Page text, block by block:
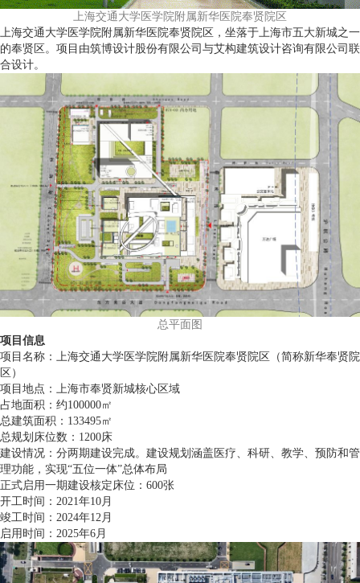
上海交通大学医学院附属新华医院奉贤院区
上海交通大学医学院附属新华医院奉贤院区，坐落于上海市五大新城之一
的奉贤区。项目由筑博设计股份有限公司与艾构建筑设计咨询有限公司联
合设计。
总平面图
项目信息
项目名称：上海交通大学医学院附属新华医院奉贤院区（简称新华奉贤院
区）
项目地点：上海市奉贤新城核心区域
占地面积：约100000㎡
总建筑面积：133495㎡
总规划床位数：1200床
建设情况：分两期建设完成。建设规划涵盖医疗、科研、教学、预防和管
理功能，实现“五位一体”总体布局
正式启用一期建设核定床位：600张
开工时间：2021年10月
竣工时间：2024年12月
启用时间：2025年6月